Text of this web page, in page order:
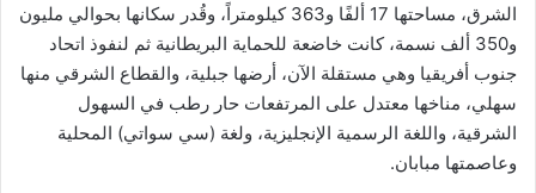
الشرق، مساحتها 17 ألفًا و363 كيلومتراً، وقُدر سكانها بحوالي مليون
و350 ألف نسمة، كانت خاضعة للحماية البريطانية ثم لنفوذ اتحاد
جنوب أفريقيا وهي مستقلة الآن، أرضها جبلية، والقطاع الشرقي منها
سهلي، مناخها معتدل على المرتفعات حار رطب في السهول
الشرقية، واللغة الرسمية الإنجليزية، ولغة (سي سواتي) المحلية
وعاصمتها مبابان.